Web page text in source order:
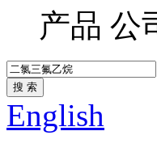
产品 公
搜 索
English